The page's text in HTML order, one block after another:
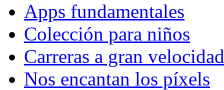
Apps fundamentales
Colección para niños
Carreras a gran velocidad
Nos encantan los píxels